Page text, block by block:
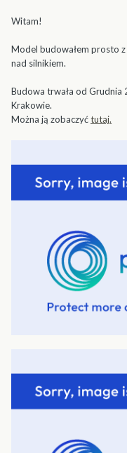
Witam!
Model budowałem prosto z
nad silnikiem.
Budowa trwała od
Krakowie.
Można ją zobaczyćtutaj.